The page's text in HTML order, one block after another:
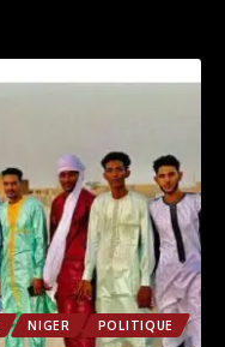
NIGER
POLITIQUE